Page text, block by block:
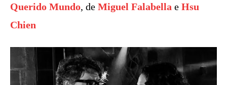
Querido Mundo, de Miguel Falabella e Hsu
Chien